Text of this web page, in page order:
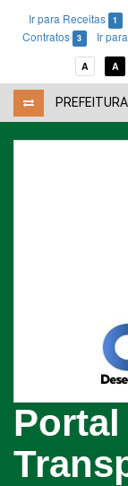
Ir para Receitas 1
Contratos
3 Ir
A A